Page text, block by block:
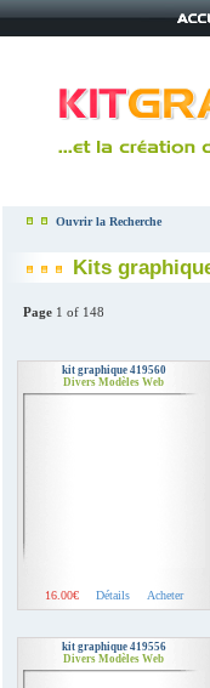
Ouvrir la Recherche
Kits
Page 1 of 148
kit graphique 419560
Divers Modèles Web
16.00€ Détails Acheter
kit graphique 419556
Divers Modèles Web